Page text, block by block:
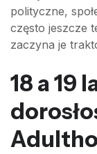
polityczne,
często jeszcze
zaczyna je
18 a 19